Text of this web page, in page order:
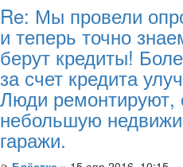
Re: Мы провели
и теперь точно
берут кредиты!
за счет кредита
Люди ремонтируют,
небольшую
гаражи.